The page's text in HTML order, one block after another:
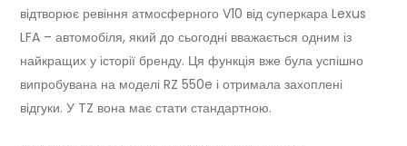
відтворює ревіння атмосферного V10 від суперкара Lexus
LFA – автомобіля, який до сьогодні вважається одним із
найкращих у історії бренду. Ця функція вже була успішно
випробувана на моделі RZ 550e і отримала захоплені
відгуки. У TZ вона має стати стандартною.